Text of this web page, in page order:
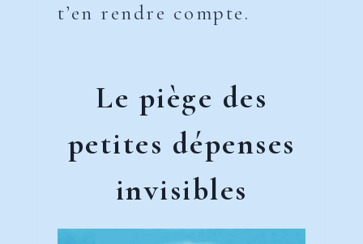
t’en rendre compte.
Le piège des
petites dépenses
invisibles